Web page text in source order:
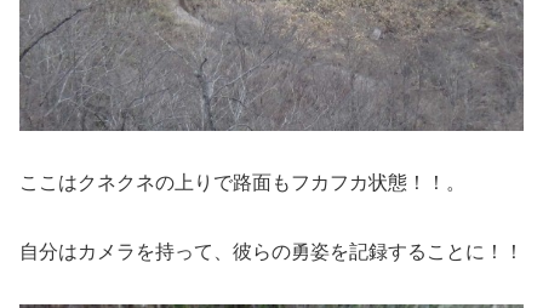
ここはクネクネの上りで路面もフカフカ状態！！。
自分はカメラを持って、彼らの勇姿を記録することに！！